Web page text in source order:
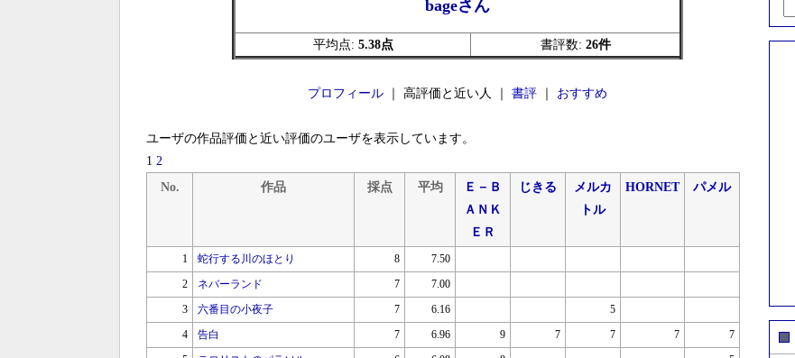
bageさん
平均点: 5.38点 書評数: 26件
プロフィール ｜ 高評価と近い人 ｜ 書評 おすすめ
ユーザの作品評価と近い評価のユーザを表示しています。
1 2
No.
作品 採点 平均
Ｅ－Ｂ
ＡＮＫ
ＥＲ
じきる
メルカ
トル
HORNET パメル
1 蛇行する川のほとり 8
7.50
2
ネバーランド 7
7.00
3
六番目の小夜子 7 6.16
5
4
告白 7 6.96 9 7 7 7
7